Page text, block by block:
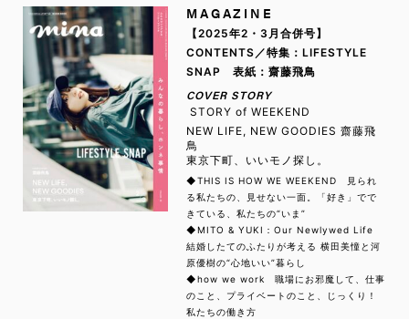
MAGAZINE
【2025年2・3月合併号】
CONTENTS／特集：LIFESTYLE
SNAP 表紙：齋藤飛鳥
COVER STORY
STORY of WEEKEND
NEW LIFE, NEW GOODIES 齋藤飛
鳥
東京下町、いいモノ探し。
◆THIS IS HOW WE WEEKEND 見られ
る私たちの、見せない一面。「好き」でで
きている、私たちの“いま”
◆MITO & YUKI：Our Newlywed Life
結婚したてのふたりが考える 横田美憧と河
原優樹の“心地いい”暮らし
◆how we work 職場にお邪魔して、仕事
のこと、プライベートのこと、じっくり！
私たちの働き方